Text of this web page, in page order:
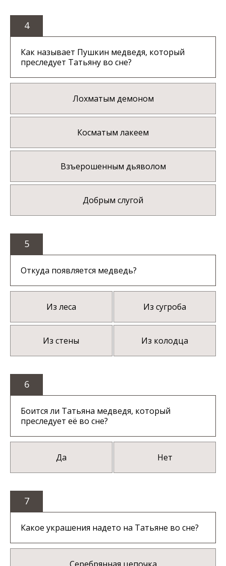
4
Как называет Пушкин медведя, который
преследует Татьяну во сне?
Лохматым демоном
Косматым лакеем
Взъерошенным дьяволом
Добрым слугой
5
Откуда появляется медведь?
Из леса Из сугроба
Из стены Из колодца
6
Боится ли Татьяна медведя, который
преследует её во сне?
Да Нет
7
Какое украшения надето на Татьяне во сне?